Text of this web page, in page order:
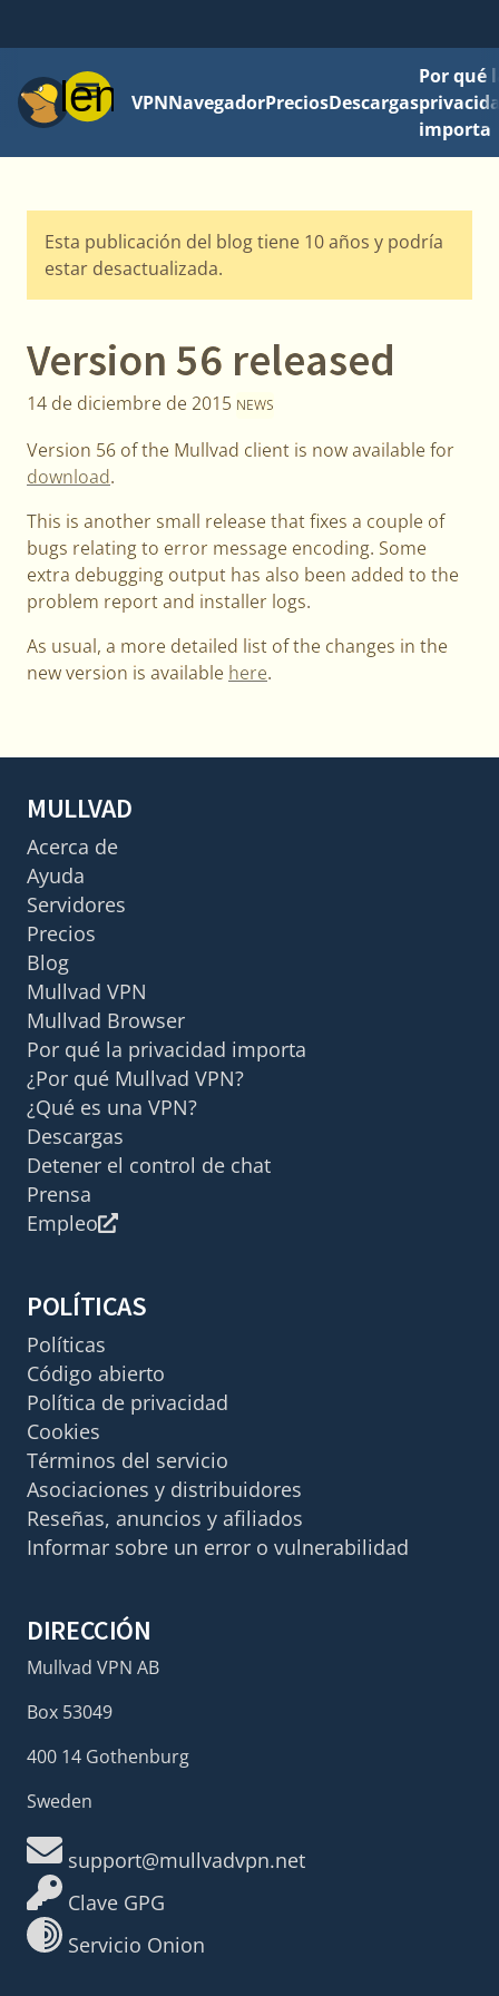
MenúVPNNavegadorPreciosDescargas
Por qué
importa
Esta publicación del blog tiene 10 años y podría
estar desactualizada.
Version 56 released
14 de diciembre de 2015 NEWS
Version 56 of the Mullvad client is now available for
download.
This is another small release that fixes a couple of
bugs relating to error message encoding. Some
extra debugging output has also been added to the
problem report and installer logs.
As usual, a more detailed list of the changes in the
new version is available here.
MULLVAD
Acerca de
Ayuda
Servidores
Precios
Blog
Mullvad VPN
Mullvad Browser
Por qué la privacidad importa
¿Por qué Mullvad VPN?
¿Qué es una VPN?
Descargas
Detener el control de chat
Prensa
Empleo
POLÍTICAS
Políticas
Código abierto
Política de privacidad
Cookies
Términos del servicio
Asociaciones y distribuidores
Reseñas, anuncios y afiliados
Informar sobre un error o vulnerabilidad
DIRECCIÓN
Mullvad VPN AB
Box 53049
400 14 Gothenburg
Sweden
support@mullvadvpn.net
Clave GPG
Servicio Onion